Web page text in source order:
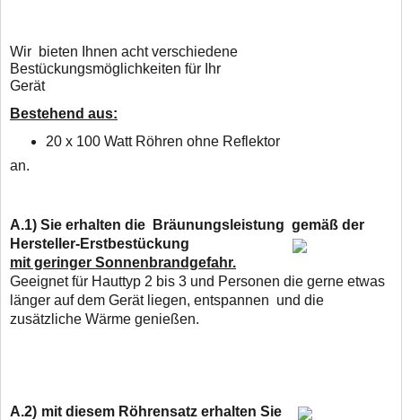
Wir bieten Ihnen acht verschiedene
Bestückungsmöglichkeiten für Ihr
Gerät
Bestehend aus:
20 x 100 Watt Röhren ohne Reflektor
an.
A.1) Sie erhalten die Bräunungsleistung gemäß der
Hersteller-Erstbestückung
mit geringer Sonnenbrandgefahr.
Geeignet für Hauttyp 2 bis 3 und Personen die gerne etwas
länger auf dem Gerät liegen, entspannen und die
zusätzliche Wärme genießen.
A.2) mit diesem Röhrensatz erhalten Sie